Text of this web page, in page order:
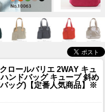
ロールバリエ 2WAY キュ
ンドバッグ キューブ 斜め
ッグ)【定番人気商品】※